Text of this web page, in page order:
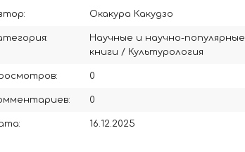
Окакура Какудзо
Научные и научно-популярные
книги / Культурология
0
0
16.12.2025